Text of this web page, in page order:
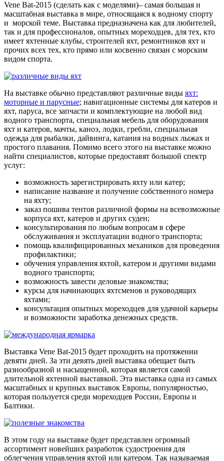
Vene Bat-2015 (сделать как с моделями)– самая большая и
масштабная выставка в мире, относящаяся к водному спорту
и морской теме. Выставка предназначена как для любителей,
так и для профессионалов, опытных мореходцев, для тех, кто
имеет яхтенные клубы, строителей яхт, ремонтников яхт и
прочих всех тех, кто прямо или косвенно связан с морским
видом спорта.
На выставке обычно представляют различные виды яхт:
моторные и парусные; навигационные системы для катеров и
яхт, паруса, все запчасти и комплектующие на любой вид
водного транспорта, специальная мебель для оборудования
яхт и катеров, мачты, каноэ, лодки, гребли, специальная
одежда для рыбалки, дайвинга, катания на водных лыжах и
простого плавания. Помимо всего этого на выставке можно
найти специалистов, которые предоставят большой спектр
услуг:
возможность зарегистрировать яхту или катер;
написание название и получение собственного номера
на яхту;
заказ пошива тентов различной формы на всевозможные
корпуса яхт, катеров и других суден;
консультирования по любым вопросам в сфере
обслуживания и эксплуатации водного транспорта;
помощь квалифицированных механиков для проведения
профилактики;
обучения управления яхтой, катером и другими видами
водного транспорта;
возможность завести деловые знакомства;
курсы для начинающих яхтсменов и руководящих
яхтами;
консультация опытных мореходцев для удачной карьеры
и возможности заработка денежных средств.
Выставка Vene Bat-2015 будет проходить на протяжении
девяти дней. За эти девять дней выставка обещает быть
разнообразной и насыщенной, которая является самой
длительной яхтенной выставкой. Эта выставка одна из самых
масштабных и крупных выставок Европы, популярностью,
которая пользуется среди мореходцев России, Европы и
Балтики.
В этом году на выставке будет представлен огромный
ассортимент новейших разработок судостроения для
облегчения управления яхтой или катером. Так называемая